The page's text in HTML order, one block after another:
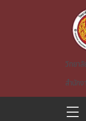
วิทยา
สำนัก